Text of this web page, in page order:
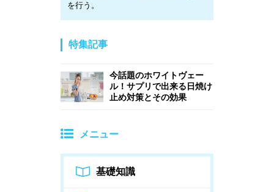
を行う。
特集記事
今話題のホワイトヴェー
ル！サプリで出来る日焼け
止め対策とその効果
メニュー
基礎知識